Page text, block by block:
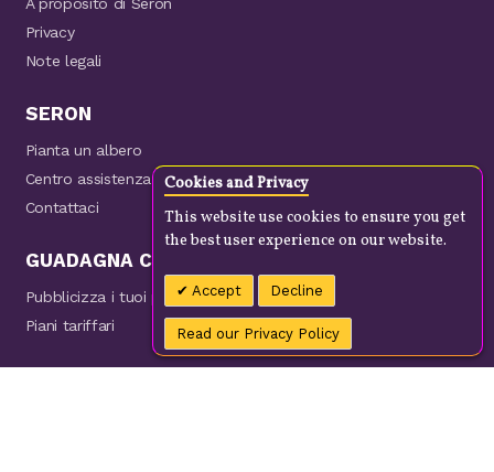
Cookies and Privacy
This website use cookies to ensure you get
the best user experience on our website.
Accept Decline
Read our Privacy Policy
Privacy
Note legali
SERON
Pianta un albero
Centro assistenza
Contattaci
GUADAGNA CON NOI
Pubblicizza i tuoi prodotti
Piani tariffari